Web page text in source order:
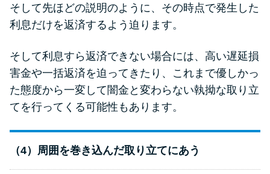
そして先ほどの説明のように、その時点で発生した
利息だけを返済するよう迫ります。
そして利息すら返済できない場合には、高い遅延損
害金や一括返済を迫ってきたり、これまで優しかっ
た態度から一変して闇金と変わらない執拗な取り立
てを行ってくる可能性もあります。
（4）周囲を巻き込んだ取り立てにあう